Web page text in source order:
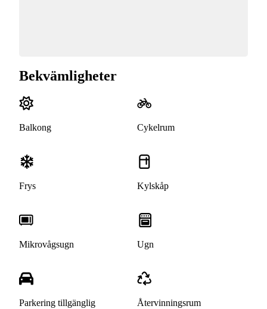
Bekvämligheter
Balkong Cykelrum
Frys Kylskåp
Mikrovågsugn Ugn
Parkering tillgänglig Återvinningsrum